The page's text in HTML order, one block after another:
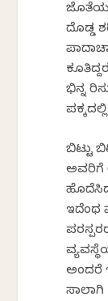
ದೊಡ್ಡ
ಭಿನ್ನ
ಬಿಟ್ಟು
ಅವರಿಗೆ
ಹೊದೆಸಿದ
ಇದೆಂಥ
ಅಂದರೆ